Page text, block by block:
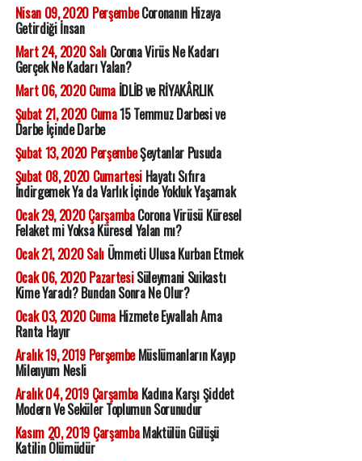
Nisan 09, 2020 PerşembeCoronanın Hizaya
Getirdiği İnsan
Mart 24, 2020 SalıCorona Virüs Ne Kadarı
Gerçek Ne Kadarı Yalan?
Mart 06, 2020 CumaİDLİB ve RİYAKÂRLIK
Şubat 21, 2020 Cuma15 Temmuz Darbesi ve
Darbe İçinde Darbe
Şubat 13, 2020 PerşembeŞeytanlar Pusuda
Şubat 08, 2020 CumartesiHayatı Sıfıra
İndirgemek Ya da Varlık İçinde Yokluk Yaşamak
Ocak 29, 2020 ÇarşambaCorona Virüsü Küresel
Felaket mi Yoksa Küresel Yalan mı?
Ocak 21, 2020 SalıÜmmeti Ulusa Kurban Etmek
Ocak 06, 2020 PazartesiSüleymani Suikastı
Kime Yaradı? Bundan Sonra Ne Olur?
Ocak 03, 2020 CumaHizmete Eyvallah Ama
Ranta Hayır
Aralık 19, 2019 PerşembeMüslümanların Kayıp
Milenyum Nesli
Aralık 04, 2019 ÇarşambaKadına Karşı Şiddet
Modern Ve Seküler Toplumun Sorunudur
Kasım 20, 2019 ÇarşambaMaktülün Gülüşü
Katilin Ölümüdür